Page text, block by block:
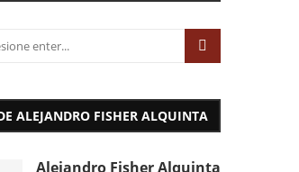
ALEJANDRO FISHER ALQUINTA
Alejandro Fisher Alquinta